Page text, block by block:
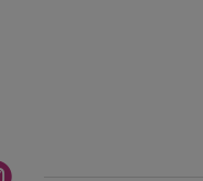
Allianzde Allianz
page Youtube de Allianz
sur la page Instagram